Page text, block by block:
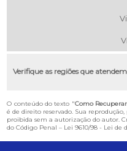
Verifique as regiões que
O conteúdo do texto "Como
é de direito reservado. Sua
proibida sem a autorização do autor.
do Código Penal – Lei 9610/98 - Lei de